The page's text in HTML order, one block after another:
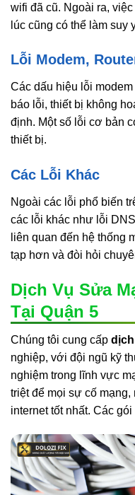
wifi đã cũ. Ngoài ra,
lúc cũng có thể làm suy
Lỗi Modem,
Các dấu hiệu lỗi
báo lỗi, thiết bị không
định. Một số lỗi cơ bản
thiết bị.
Các Lỗi Khác
Ngoài các lỗi phổ biến
các lỗi khác như lỗi
liên quan đến hệ thống
tạp hơn và đòi hỏi
Dịch Vụ Sửa
Tại Quận 5
Chúng tôi cung cấp
nghiệp, với đội ngũ kỹ
nghiệm trong lĩnh vực
triệt để mọi sự cố
internet tốt nhất. Các